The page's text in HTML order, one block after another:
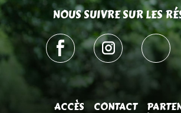
NOUS SUIVRE SUR LES
ACCÈS CONTACT